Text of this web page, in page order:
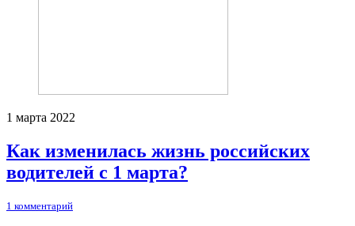
1 марта 2022
Как изменилась жизнь российских
водителей с 1 марта?
1 комментарий